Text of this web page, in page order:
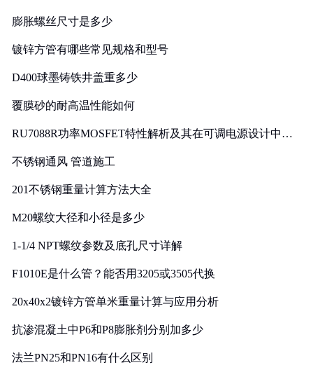
膨胀螺丝尺寸是多少
镀锌方管有哪些常见规格和型号
D400球墨铸铁井盖重多少
覆膜砂的耐高温性能如何
RU7088R功率MOSFET特性解析及其在可调电源设计中的
不锈钢通风 管道施工
201不锈钢重量计算方法大全
M20螺纹大径和小径是多少
1-1/4 NPT螺纹参数及底孔尺寸详解
F1010E是什么管？能否用3205或3505代换
20x40x2镀锌方管单米重量计算与应用分析
抗渗混凝土中P6和P8膨胀剂分别加多少
法兰PN25和PN16有什么区别